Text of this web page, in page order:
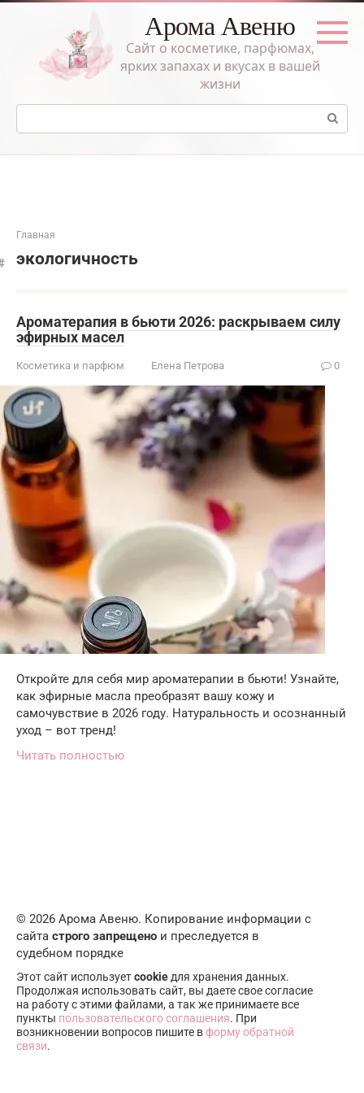
Перейти
Арома Авеню
Сайт о косметике, парфюмах,
ярких запахах и вкусах в вашей
жизни
Поиск:
Главная
экологичность
Ароматерапия в бьюти 2026: раскрываем силу
эфирных масел
Косметика и парфюм Елена Петрова 0
Откройте для себя мир ароматерапии в бьюти! Узнайте,
как эфирные масла преобразят вашу кожу и
самочувствие в 2026 году. Натуральность и осознанный
уход – вот тренд!
Читать полностью
© 2026 Арома Авеню. Копирование информации с
сайта строго запрещено и преследуется в
судебном порядке
Этот сайт используетcookie для хранения данных.
Продолжая использовать сайт, вы даете свое согласие
на работу с этими файлами, а так же принимаете все
пункты пользовательского соглашения. При
возникновении вопросов пишите вформу обратной
связи.